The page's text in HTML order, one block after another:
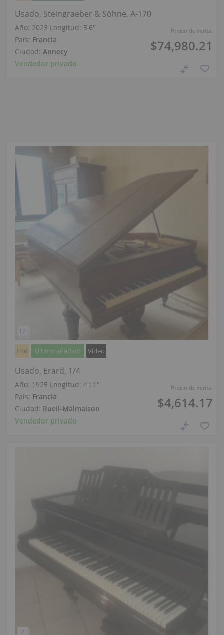
Precio de venta:
$74,980.21
Usado, Steingraeber & Söhne, A-170
Año: 2023 Longitud: 5′6″
País: Francia
Ciudad: Annecy
Vendedor privado
Precio de venta:
$4,614.17
Hot Último añadido Vídeo
Usado, Erard, 1/4
Año: 1925 Longitud: 4′11″
País: Francia
Ciudad: Rueil-Malmaison
Vendedor privado